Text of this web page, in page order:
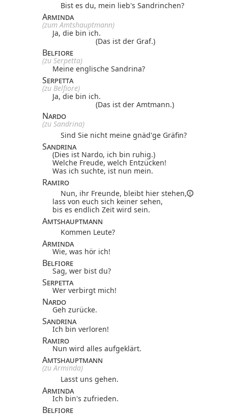
Bist es du, mein lieb's Sandrinchen?
Arminda
(zum Amtshauptmann)
Ja, die bin ich.
(Das ist der Graf.)
Belfiore
(zu Serpetta)
Meine englische Sandrina?
Serpetta
(zu Belfiore)
Ja, die bin ich.
(Das ist der Amtmann.)
Nardo
(zu Sandrina)
Sind Sie nicht meine gnäd'ge Gräfin?
Sandrina
(Dies ist Nardo, ich bin ruhig.)
Welche Freude, welch Entzücken!
Was ich suchte, ist nun mein.
Ramiro
Nun, ihr Freunde, bleibt hier stehen,
lass von euch sich keiner sehen,
bis es endlich Zeit wird sein.
Amtshauptmann
Kommen Leute?
Arminda
Wie, was hör ich!
Belfiore
Sag, wer bist du?
Serpetta
Wer verbirgt mich!
Nardo
Geh zurücke.
Sandrina
Ich bin verloren!
Ramiro
Nun wird alles aufgeklärt.
Amtshauptmann
(zu Arminda)
Lasst uns gehen.
Arminda
Ich bin's zufrieden.
Belfiore